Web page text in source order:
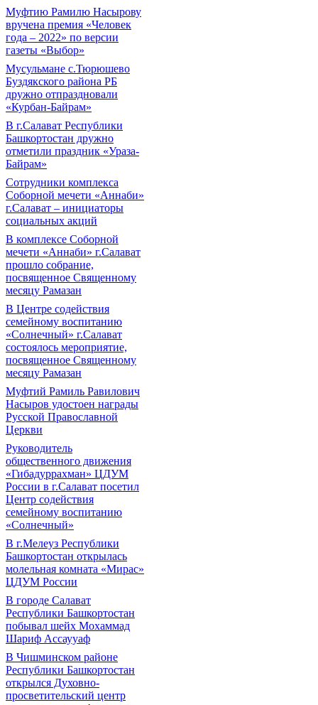
Муфтию Рамилю Насырову
вручена премия «Человек
года – 2022» по версии
газеты «Выбор»
Мусульмане с.Тюрюшево
Буздякского района РБ
дружно отпраздновали
«Курбан-Байрам»
В г.Салават Республики
Башкортостан дружно
отметили праздник «Ураза-
Байрам»
Сотрудники комплекса
Соборной мечети «Аннаби»
г.Салават – инициаторы
социальных акций
В комплексе Соборной
мечети «Аннаби» г.Салават
прошло собрание,
посвященное Священному
месяцу Рамазан
В Центре содействия
семейному воспитанию
«Солнечный» г.Салават
состоялось мероприятие,
посвященное Священному
месяцу Рамазан
Муфтий Рамиль Равилович
Насыров удостоен награды
Русской Православной
Церкви
Руководитель
общественного движения
«Гибадуррахман» ЦДУМ
России в г.Салават посетил
Центр содействия
семейному воспитанию
«Солнечный»
В г.Мелеуз Республики
Башкортостан открылась
молельная комната «Мирас»
ЦДУМ России
В городе Салават
Республики Башкортостан
побывал шейх Мохаммад
Шариф Ассаууаф
В Чишминском районе
Республики Башкортостан
открылся Духовно-
просветительский центр